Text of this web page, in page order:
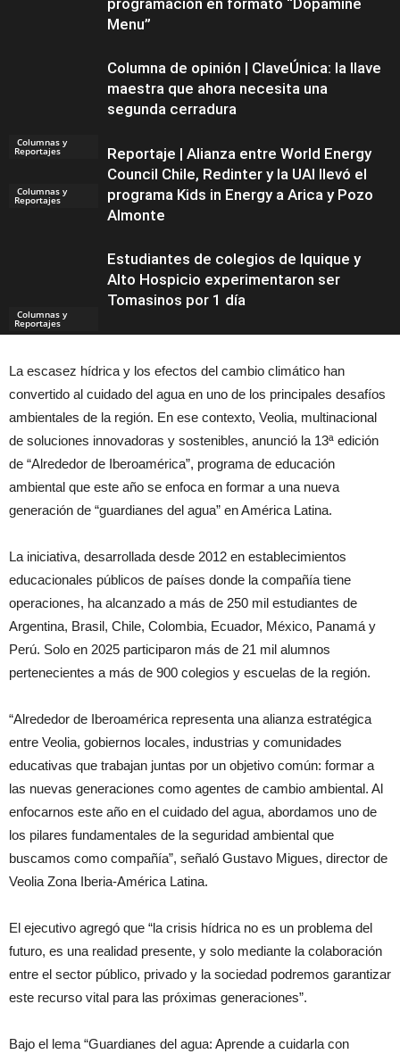
Columnas y
Reportajes
programación en formato “Dopamine
Menu”
Columnas y
Reportajes
Columna de opinión | ClaveÚnica: la llave
maestra que ahora necesita una
segunda cerradura
Columnas y
Reportajes
Reportaje | Alianza entre World Energy
Council Chile, Redinter y la UAI llevó el
programa Kids in Energy a Arica y Pozo
Almonte
Noticias
Estudiantes de colegios de Iquique y
Alto Hospicio experimentaron ser
Tomasinos por 1 día
La escasez hídrica y los efectos del cambio climático han
convertido al cuidado del agua en uno de los principales desafíos
ambientales de la región. En ese contexto, Veolia, multinacional
de soluciones innovadoras y sostenibles, anunció la 13ª edición
de “Alrededor de Iberoamérica”, programa de educación
ambiental que este año se enfoca en formar a una nueva
generación de “guardianes del agua” en América Latina.
La iniciativa, desarrollada desde 2012 en establecimientos
educacionales públicos de países donde la compañía tiene
operaciones, ha alcanzado a más de 250 mil estudiantes de
Argentina, Brasil, Chile, Colombia, Ecuador, México, Panamá y
Perú. Solo en 2025 participaron más de 21 mil alumnos
pertenecientes a más de 900 colegios y escuelas de la región.
“Alrededor de Iberoamérica representa una alianza estratégica
entre Veolia, gobiernos locales, industrias y comunidades
educativas que trabajan juntas por un objetivo común: formar a
las nuevas generaciones como agentes de cambio ambiental. Al
enfocarnos este año en el cuidado del agua, abordamos uno de
los pilares fundamentales de la seguridad ambiental que
buscamos como compañía”, señaló Gustavo Migues, director de
Veolia Zona Iberia-América Latina.
El ejecutivo agregó que “la crisis hídrica no es un problema del
futuro, es una realidad presente, y solo mediante la colaboración
entre el sector público, privado y la sociedad podremos garantizar
este recurso vital para las próximas generaciones”.
Bajo el lema “Guardianes del agua: Aprende a cuidarla con